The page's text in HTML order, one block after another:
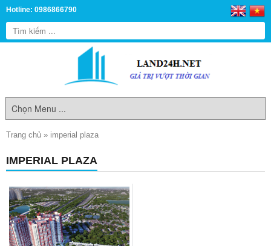
Hotline: 0986866790
Trang chủ » imperial plaza
IMPERIAL PLAZA